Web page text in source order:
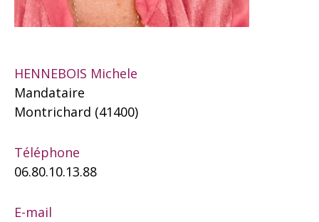
HENNEBOIS Michele
Mandataire
Montrichard (41400)
Téléphone
06.80.10.13.88
E-mail